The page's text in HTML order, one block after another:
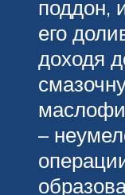
поддон,
его
доходя
–